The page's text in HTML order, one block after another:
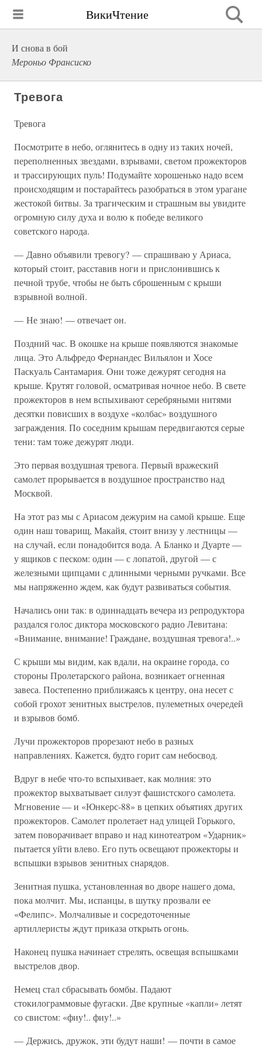
ВикиЧтение
И снова в бой
Мероньо Франсиско
Тревога
Тревога
Посмотрите в небо, оглянитесь в одну из таких ночей,
переполненных звездами, взрывами, светом прожекторов
и трассирующих пуль! Подумайте хорошенько надо всем
происходящим и постарайтесь разобраться в этом урагане
жестокой битвы. За трагическим и страшным вы увидите
огромную силу духа и волю к победе великого
советского народа.
— Давно объявили тревогу? — спрашиваю у Ариаса,
который стоит, расставив ноги и прислонившись к
печной трубе, чтобы не быть сброшенным с крыши
взрывной волной.
— Не знаю! — отвечает он.
Поздний час. В окошке на крыше появляются знакомые
лица. Это Альфредо Фернандес Вильялон и Хосе
Паскуаль Сантамария. Они тоже дежурят сегодня на
крыше. Крутят головой, осматривая ночное небо. В свете
прожекторов в нем вспыхивают серебряными нитями
десятки повисших в воздухе «колбас» воздушного
заграждения. По соседним крышам передвигаются серые
тени: там тоже дежурят люди.
Это первая воздушная тревога. Первый вражеский
самолет прорывается в воздушное пространство над
Москвой.
На этот раз мы с Ариасом дежурим на самой крыше. Еще
один наш товарищ, Макайя, стоит внизу у лестницы —
на случай, если понадобится вода. А Бланко и Дуарте —
у ящиков с песком: один — с лопатой, другой — с
железными щипцами с длинными черными ручками. Все
мы напряженно ждем, как будут развиваться события.
Начались они так: в одиннадцать вечера из репродуктора
раздался голос диктора московского радио Левитана:
«Внимание, внимание! Граждане, воздушная тревога!..»
С крыши мы видим, как вдали, на окраине города, со
стороны Пролетарского района, возникает огненная
завеса. Постепенно приближаясь к центру, она несет с
собой грохот зенитных выстрелов, пулеметных очередей
и взрывов бомб.
Лучи прожекторов прорезают небо в разных
направлениях. Кажется, будто горит сам небосвод.
Вдруг в небе что-то вспыхивает, как молния: это
прожектор выхватывает силуэт фашистского самолета.
Мгновение — и «Юнкерс-88» в цепких объятиях других
прожекторов. Самолет пролетает над улицей Горького,
затем поворачивает вправо и над кинотеатром «Ударник»
пытается уйти влево. Его путь освещают прожекторы и
вспышки взрывов зенитных снарядов.
Зенитная пушка, установленная во дворе нашего дома,
пока молчит. Мы, испанцы, в шутку прозвали ее
«Фелипс». Молчаливые и сосредоточенные
артиллеристы ждут приказа открыть огонь.
Наконец пушка начинает стрелять, освещая вспышками
выстрелов двор.
Немец стал сбрасывать бомбы. Падают
стокилограммовые фугаски. Две крупные «капли» летят
со свистом: «фиу!.. фиу!..»
— Держись, дружок, эти будут наши! — почти в самое